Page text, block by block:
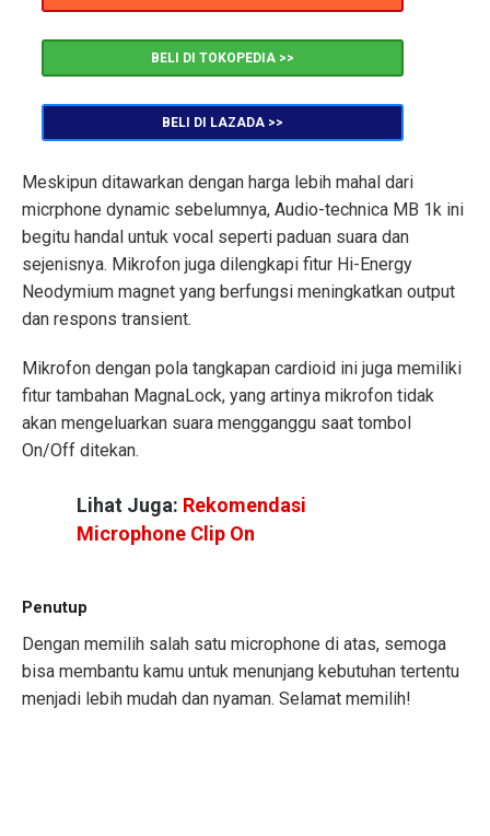
BELI DI TOKOPEDIA >>
BELI DI LAZADA >>
Meskipun ditawarkan dengan harga lebih mahal dari
micrphone dynamic sebelumnya, Audio-technica MB 1k ini
begitu handal untuk vocal seperti paduan suara dan
sejenisnya. Mikrofon juga dilengkapi fitur Hi-Energy
Neodymium magnet yang berfungsi meningkatkan output
dan respons transient.
Mikrofon dengan pola tangkapan cardioid ini juga memiliki
fitur tambahan MagnaLock, yang artinya mikrofon tidak
akan mengeluarkan suara mengganggu saat tombol
On/Off ditekan.
Lihat Juga: Rekomendasi
Microphone Clip On
Penutup
Dengan memilih salah satu microphone di atas, semoga
bisa membantu kamu untuk menunjang kebutuhan tertentu
menjadi lebih mudah dan nyaman. Selamat memilih!